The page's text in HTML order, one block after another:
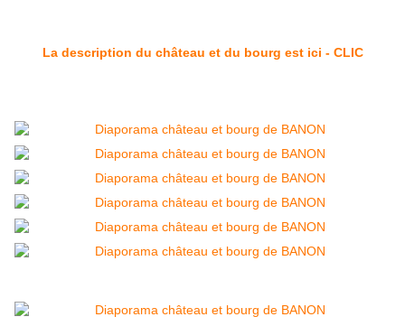
La description du château et du bourg est ici - CLIC